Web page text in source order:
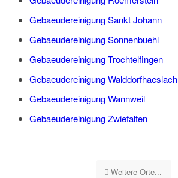
Gebaeudereinigung Sankt Johann
Gebaeudereinigung Sonnenbuehl
Gebaeudereinigung Trochtelfingen
Gebaeudereinigung Walddorfhaeslach
Gebaeudereinigung Wannweil
Gebaeudereinigung Zwiefalten
Weitere Orte...